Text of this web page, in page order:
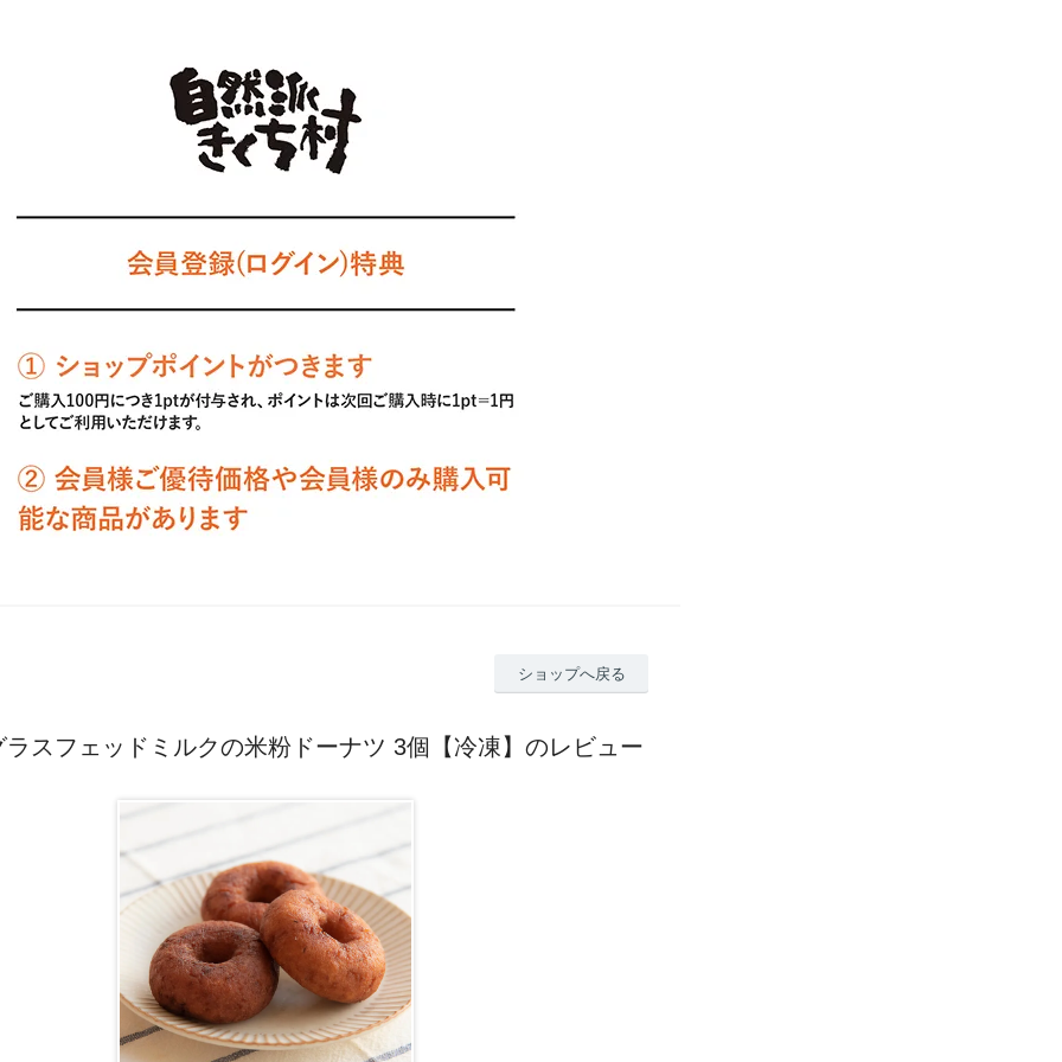
ショップへ戻る
スフェッドミルクの米粉ドーナツ 3個【冷凍】のレビュー